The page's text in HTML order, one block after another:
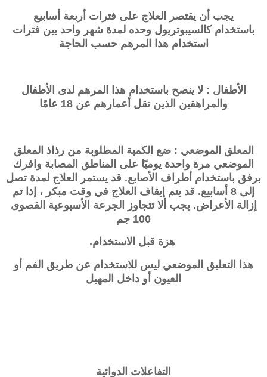
يجب أن يقتصر العلاج على فترات أربعة أسابيع
باستخدامكالسيبوتريول وحده لمدة شهر واحد بين فترات
استخدام هذا المرهم حسب الحاجة
الأطفال : لا ينصح باستخدام هذا المرهم لدى الأطفال
والمراهقين الذين تقل أعمارهم عن 18 عامًا
المعلق الموضعي : ضع الكمية المطلوبة من رذاذ المعلق
الموضعي مرة واحدة يوميًا على المناطق المصابة وافرك
برفق باستخدام أطراف الأصابع. قد يستمر العلاج لمدة تصل
إلى 8 أسابيع. قد يتم إيقاف العلاج في وقت مبكر ، إذا تم
إزالة الأعراض. يجب ألا تتجاوز الجرعة الأسبوعية القصوى
100 جم
هزة قبل الاستخدام.
هذا التعليق الموضعي ليس للاستخدام عن طريق الفم أو
العيون أو داخل المهبل
التفاعلات الدوائية